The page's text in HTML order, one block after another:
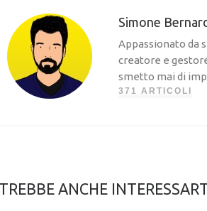
Simone
Appassionato da
creatore e
smetto mai di
371 ARTICOLI
ANCHE